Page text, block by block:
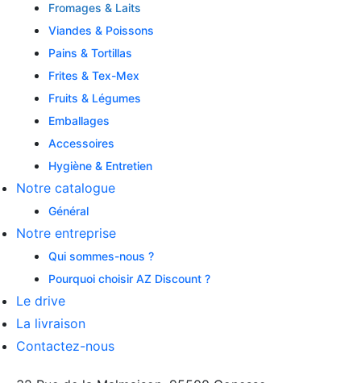
Fromages & Laits
Viandes & Poissons
Pains & Tortillas
Frites & Tex-Mex
Fruits & Légumes
Emballages
Accessoires
Hygiène & Entretien
Notre catalogue
Général
Notre entreprise
Qui sommes-nous ?
Pourquoi choisir AZ Discount ?
Le drive
La livraison
Contactez-nous